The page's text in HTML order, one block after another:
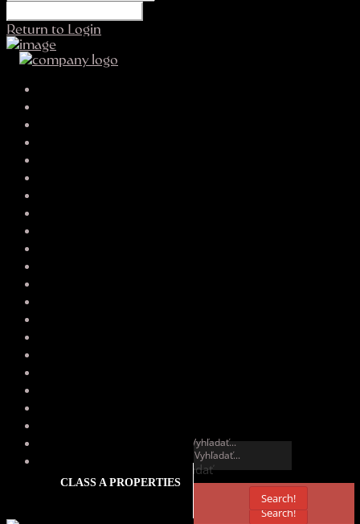
Return to Login
Vyhľadať
Search!
CLASS A PROPERTIES
Vyhľadať
Search!
Your search results
franziskamccor
biancawinters@now.mefound.com